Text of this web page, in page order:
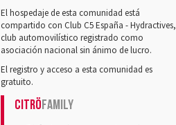
El hospedaje de esta comunidad está
compartido con Club C5 España - Hydractives,
club automovilístico registrado como
asociación nacional sin ánimo de lucro.
El registro y acceso a esta comunidad es
gratuito.
CitröFamily